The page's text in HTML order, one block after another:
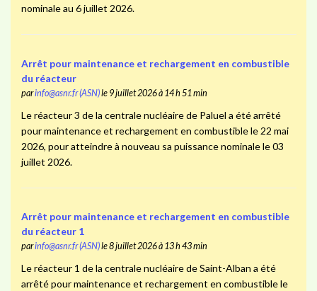
nominale au 6 juillet 2026.
Arrêt pour maintenance et rechargement en combustible
du réacteur
parinfo@asnr.fr (ASN)le 9 juillet 2026 à 14 h 51 min
Le réacteur 3 de la centrale nucléaire de Paluel a été arrêté
pour maintenance et rechargement en combustible le 22 mai
2026, pour atteindre à nouveau sa puissance nominale le 03
juillet 2026.
Arrêt pour maintenance et rechargement en combustible
du réacteur 1
parinfo@asnr.fr (ASN)le 8 juillet 2026 à 13 h 43 min
Le réacteur 1 de la centrale nucléaire de Saint-Alban a été
arrêté pour maintenance et rechargement en combustible le